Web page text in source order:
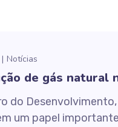
Notícias
de gás natural
do
um papel